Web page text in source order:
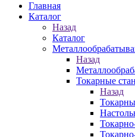
Главная
Каталог
Назад
Каталог
Назад
Токарные
Назад